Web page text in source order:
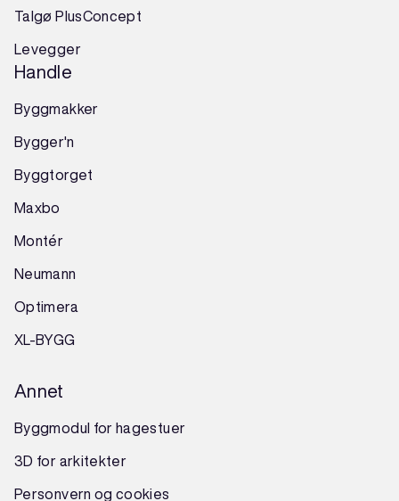
Talgø PlusConcept
Levegger
Handle
Byggmakker
Bygger'n
Byggtorget
Maxbo
Montér
Neumann
Optimera
XL-BYGG
Annet
Byggmodul for hagestuer
3D for arkitekter
Personvern og cookies